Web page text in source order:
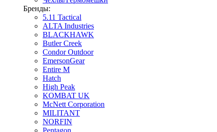
Бренды:
5.11 Tactical
ALTA Industries
BLACKHAWK
Butler Creek
Condor Outdoor
EmersonGear
Entire M
Hatch
High Peak
KOMBAT UK
McNett Corporation
MILITANT
NORFIN
Pentagon